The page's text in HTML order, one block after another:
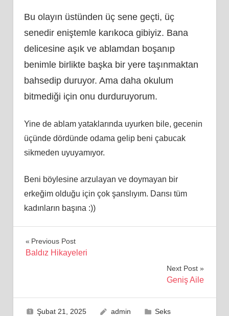
Bu olayın üstünden üç sene geçti, üç
senedir eniştemle karıkoca gibiyiz. Bana
delicesine aşık ve ablamdan boşanıp
benimle birlikte başka bir yere taşınmaktan
bahsedip duruyor. Ama daha okulum
bitmediği için onu durduruyorum.
Yine de ablam yataklarında uyurken bile, gecenin
üçünde dördünde odama gelip beni çabucak
sikmeden uyuyamıyor.
Beni böylesine arzulayan ve doymayan bir
erkeğim olduğu için çok şanslıyım. Darısı tüm
kadınların başına :))
Yazı
Previous Post
Baldız Hikayeleri
Next Post
Geniş Aile
Şubat 21, 2025 admin
Seks